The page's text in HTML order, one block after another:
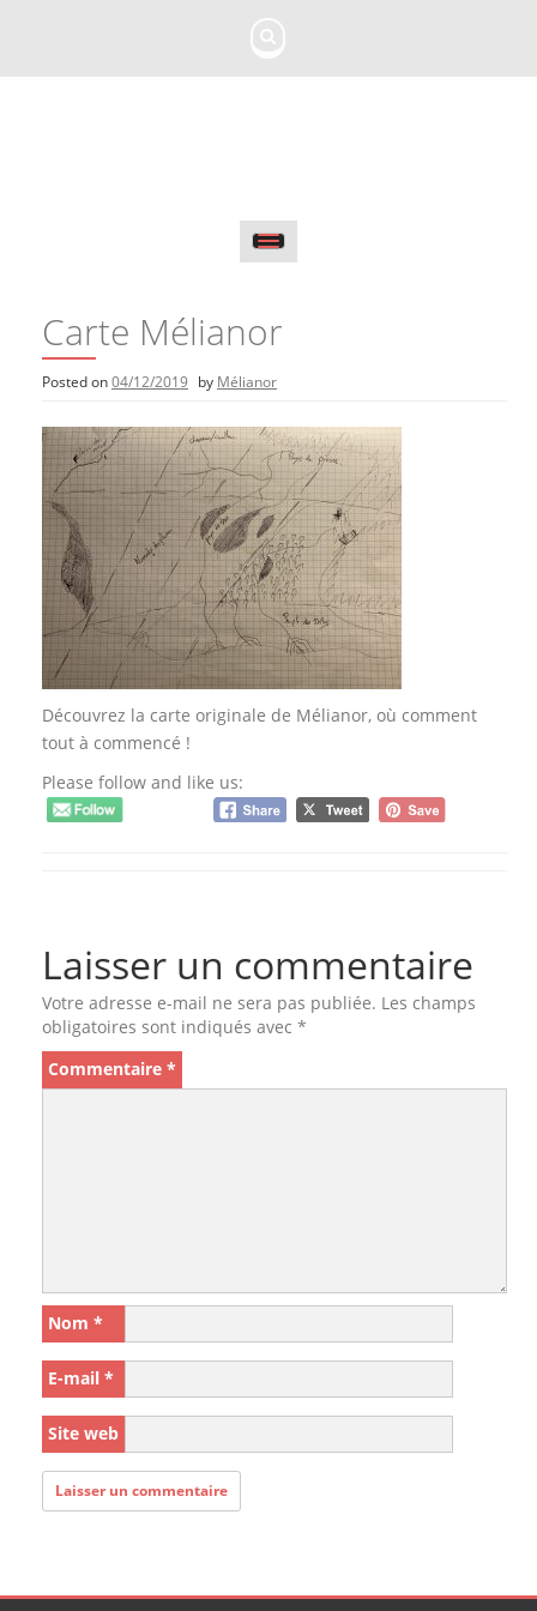
Carte Mélianor
Posted on04/12/2019 by Mélianor
Découvrez la carte originale de Mélianor, où comment
tout à commencé !
Please follow and like us:
Laisser un commentaire
Votre adresse e-mail ne sera pas publiée. Les champs
obligatoires sont indiqués avec *
Commentaire *
Nom *
E-mail *
Site web